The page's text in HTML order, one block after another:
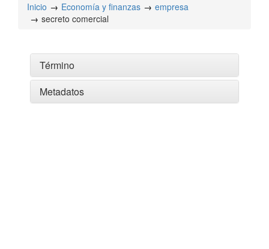
Inicio Economía y finanzas
empresa
secreto comercial
Término
Metadatos